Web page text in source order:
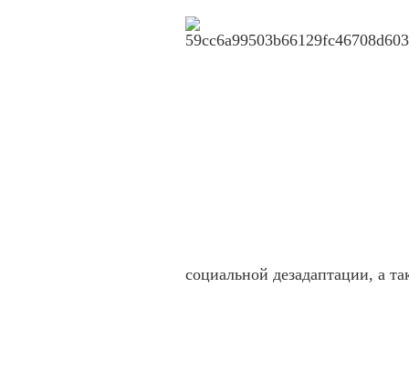
социальной дезадаптации, а